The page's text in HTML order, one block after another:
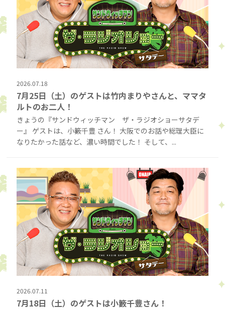
2026.07.18
7月25日（土）のゲストは竹内まりやさんと、ママタ
ルトのお二人！
きょうの『サンドウィッチマン ザ・ラジオショーサタデ
ー』 ゲストは、小籔千豊 さん！ 大阪でのお話や総理大臣に
なりたかった話など、濃い時間でした！ そして、...
2026.07.11
7月18日（土）のゲストは小籔千豊さん！